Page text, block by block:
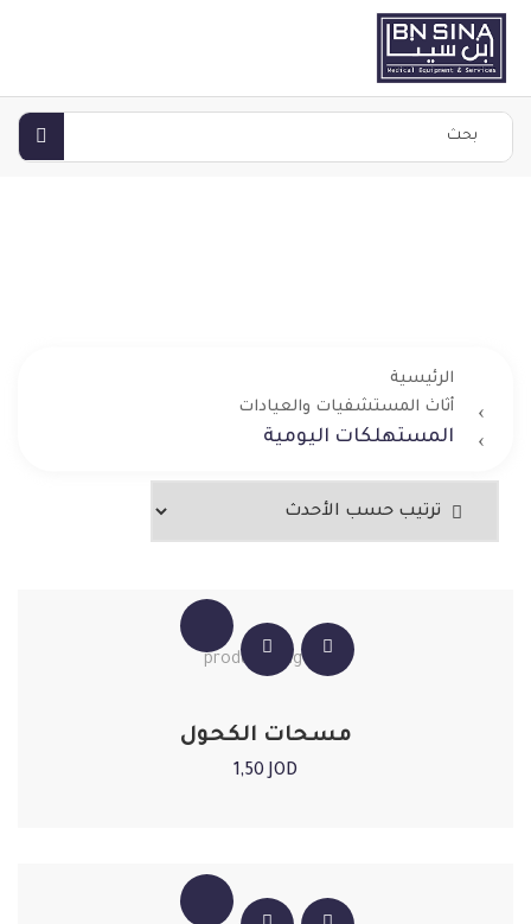
الرئيسية
أثاث المستشفيات والعيادات
المستهلكات اليومية
مسحات الكحول
1,50JOD